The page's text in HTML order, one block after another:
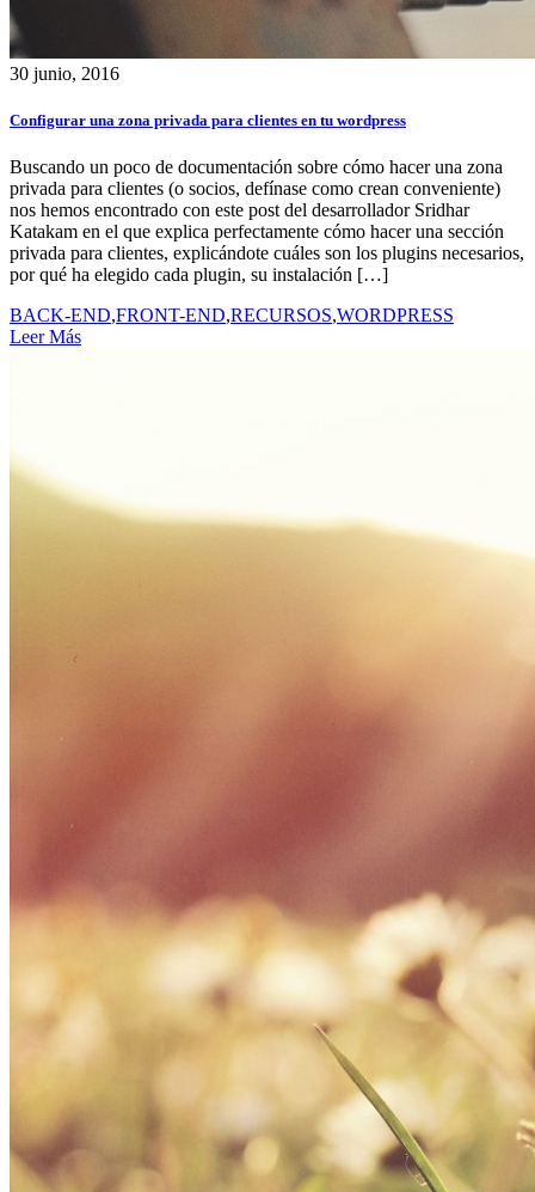
30 junio, 2016
Configurar una zona privada para clientes en tu wordpress
Buscando un poco de documentación sobre cómo hacer una zona
privada para clientes (o socios, defínase como crean conveniente)
nos hemos encontrado con este post del desarrollador Sridhar
Katakam en el que explica perfectamente cómo hacer una sección
privada para clientes, explicándote cuáles son los plugins necesarios,
por qué ha elegido cada plugin, su instalación […]
BACK-END,FRONT-END,RECURSOS,WORDPRESS
Leer Más